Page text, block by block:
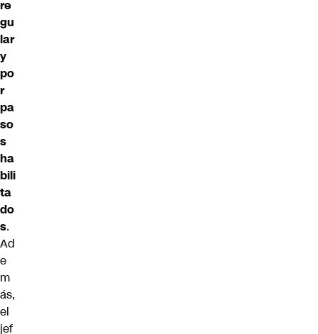
re
gu
lar
y
po
r
pa
so
s
ha
bili
ta
do
s.
Ad
e
m
ás,
el
jef